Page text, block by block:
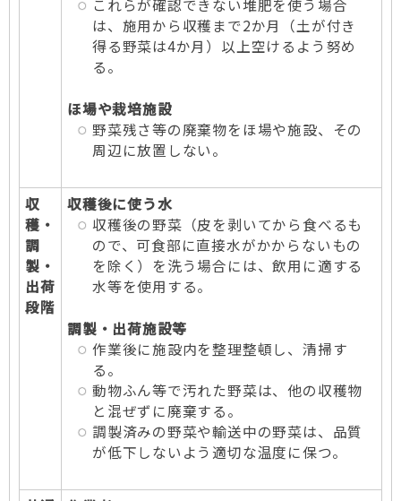
これらが確認できない堆肥を使う場合
は、施用から収穫まで2か月（土が付き
得る野菜は4か月）以上空けるよう努め
る。
ほ場や栽培施設
野菜残さ等の廃棄物をほ場や施設、その
周辺に放置しない。
収
穫・
調
製・
出荷
段階
収穫後に使う水
収穫後の野菜（皮を剥いてから食べるも
ので、可食部に直接水がかからないもの
を除く）を洗う場合には、飲用に適する
水等を使用する。
調製・出荷施設等
作業後に施設内を整理整頓し、清掃す
る。
動物ふん等で汚れた野菜は、他の収穫物
と混ぜずに廃棄する。
調製済みの野菜や輸送中の野菜は、品質
が低下しないよう適切な温度に保つ。